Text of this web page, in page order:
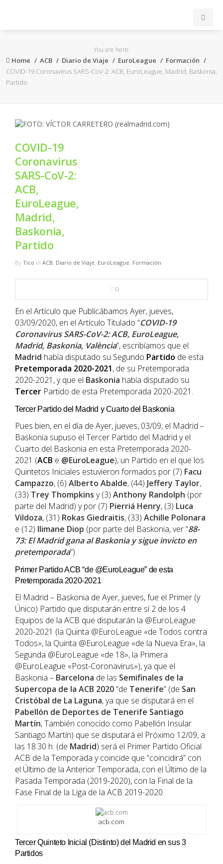
ACB
FEB
FIBA
OTROS
FORMACIÓN
NBA
RIO 2016
You are here:
Home ACB Diario de Viaje EuroLeague
Formación
COVID-19 Coronavirus SARS-CoV-2: ACB, EuroLeague, Madrid, Baskonia,
Partido
COVID-19
Coronavirus
SARS-CoV-2:
ACB,
EuroLeague,
Madrid,
Baskonia,
Partido
By Tico in ACB, Diario de Viaje, EuroLeague, Formación
0
En el Artículo que Publicábamos Ayer, jueves,
03/09/2020, en el Artículo Titulado “COVID-19
Coronavirus SARS-CoV-2: ACB, EuroLeague,
Madrid, Baskonia, València”, escribíamos que el
Madrid había disputado su Segundo Partido de esta
Pretemporada 2020-2021, de su Pretemporada
2020-2021, y que el Baskonia había disputado su
Tercer Partido de esta Pretemporada 2020-2021.
Tercer Partido del Madrid y Cuarto del Baskonia
Pues bien, en el día de Ayer, jueves, 03/09, el Madrid –
Baskonia supuso el Tercer Partido del Madrid y el
Cuarto del Baskonia en esta Pretemporada 2020-
2021 (ACB e @EuroLeague), un Partido en el que los
Quintetos Iniciales estuvieron formados por (7) Facu
Campazzo, (6) Alberto Abalde, (44) Jeffery Taylor,
(33) Trey Thompkins y (3) Anthony Randolph (por
parte del Madrid) y por (7) Pierriá Henry, (3) Luca
Vildoza, (31) Rokas Giedraitis, (33) Achille Polonara
e (12) Ilimane Diop (por parte del Baskonia, ver “88-
73: El Madrid gana al Baskonia y sigue invicto en
pretemporada”).
Primer Partido ACB “de @EuroLeague” de esta
Pretemporada 2020-2021
El Madrid – Baskonia de Ayer, jueves, fue el Primer (y
Único) Partido que disputarán entre sí 2 de los 4
Equipos de la ACB que disputarán la @EuroLeague
2020-2021 (la Quinta @EuroLeague «de Todos contra
Todos», la Quinta @EuroLeague «de la Nueva Era», la
Segunda @EuroLeague «de 18», la Primera
@EuroLeague «Post-Coronavirus»), ya que el
Baskonia – Barcelona de las Semifinales de la
Supercopa de la ACB 2020“de Tenerife” (de San
Cristóbal de La Laguna, ya que se disputará en el
Pabellón de Deportes de Tenerife Santiago
Martín, También conocido como Pabellón Insular
Santiago Martín) que se disputará el Próximo 12/09, a
las 18:30 h. (de Madrid) será el Primer Partido Oficial
ACB de la Temporada y coincide que “coincidirá” con
el Último de la Anterior Temporada, con el Último de la
Pasada Temporada (2019-2020), con la Final de la
Fase Final de la Liga de la ACB 2019-2020.
acb.com
Tercer Quinteto Inicial (Distinto) del Madrid en sus 3
Partidos